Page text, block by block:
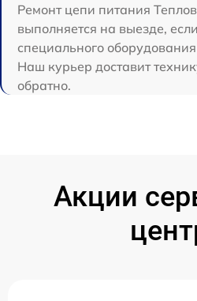
Ремонт цепи питания
выполняется на выезде,
специального
Наш курьер доставит
обратно.
Акции